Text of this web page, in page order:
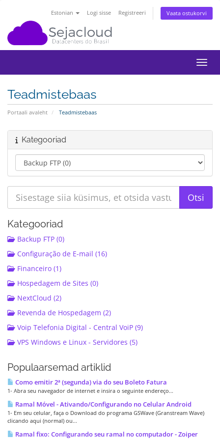
Estonian Logi sisse Registreeri Vaata ostukorvi
Teadmistebaas
Portaali avaleht Teadmistebaas
Kategooriad
Kategooriad
Backup FTP (0)
Configuração de E-mail (16)
Financeiro (1)
Hospedagem de Sites (0)
NextCloud (2)
Revenda de Hospedagem (2)
Voip Telefonia Digital - Central VoiP (9)
VPS Windows e Linux - Servidores (5)
Populaarsemad artiklid
Como emitir 2ª (segunda) via do seu Boleto Fatura
1- Abra seu navegador de internet e insira o seguinte endereço...
Ramal Móvel - Ativando/Configurando no Celular Android
1- Em seu celular, faça o Download do programa GSWave (Granstream Wave)
clicando aqui (normal) ou...
Ramal fixo: Configurando seu ramal no computador - Zoiper